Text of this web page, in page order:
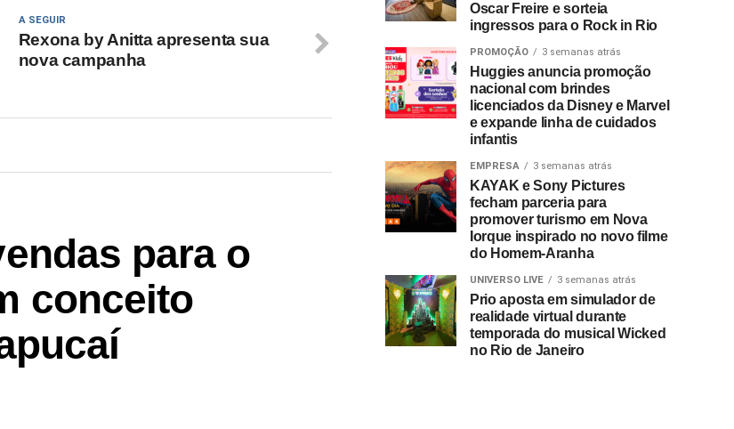
A SEGUIR
Rexona by Anitta apresenta sua
nova campanha
para o
conceito
Oscar Freire e sorteia
ingressos para o Rock in Rio
PROMOÇÃO 3 semanas atrás
Huggies anuncia promoção
nacional com brindes
licenciados da Disney e Marvel
e expande linha de cuidados
infantis
EMPRESA 3 semanas atrás
KAYAK e Sony Pictures
fecham parceria para
promover turismo em Nova
Iorque inspirado no novo filme
do Homem-Aranha
UNIVERSO LIVE 3 semanas atrás
Prio aposta em simulador de
realidade virtual durante
temporada do musical Wicked
no Rio de Janeiro